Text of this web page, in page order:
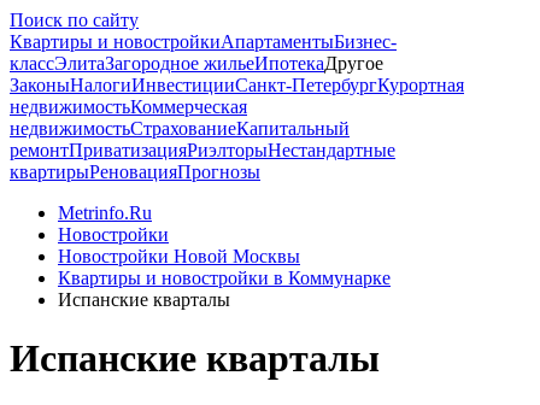
Поиск по сайту
Квартиры и новостройкиАпартаментыБизнес-
классЭлитаЗагородное жильеИпотекаДругое
ЗаконыНалогиИнвестицииСанкт-ПетербургКурортная
недвижимостьКоммерческая
недвижимостьСтрахованиеКапитальный
ремонтПриватизацияРиэлторыНестандартные
квартирыРеновацияПрогнозы
Metrinfo.Ru
Новостройки
Новостройки Новой Москвы
Квартиры и новостройки в Коммунарке
Испанские кварталы
Испанские кварталы